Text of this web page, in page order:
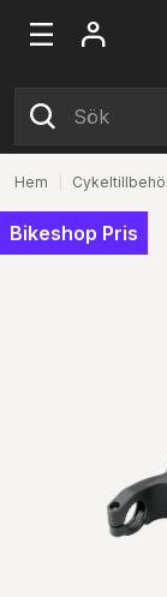
Hem
Bikeshop Pris